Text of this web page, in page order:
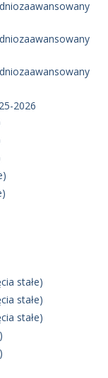
2026
stałe)
stałe)
stałe)